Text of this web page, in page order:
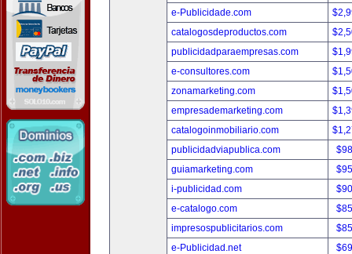
e-Publicidade.com
catalogosdeproductos.com
publicidadparaempresas.com
e-consultores.com
zonamarketing.com
empresademarketing.com
catalogoinmobiliario.com
publicidadviapublica.com
guiamarketing.com
i-publicidad.com
e-catalogo.com
impresospublicitarios.com
e-Publicidad.net